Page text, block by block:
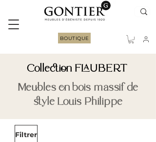
BOUTIQUE
Collection FLAUBERT
Meubles en bois massif de
style Louis Philippe
Filtrer